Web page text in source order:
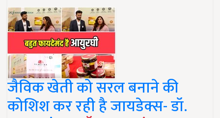
जैविक खेती को सरल बनाने की
कोशिश कर रही है जायडेक्स- डॉ.